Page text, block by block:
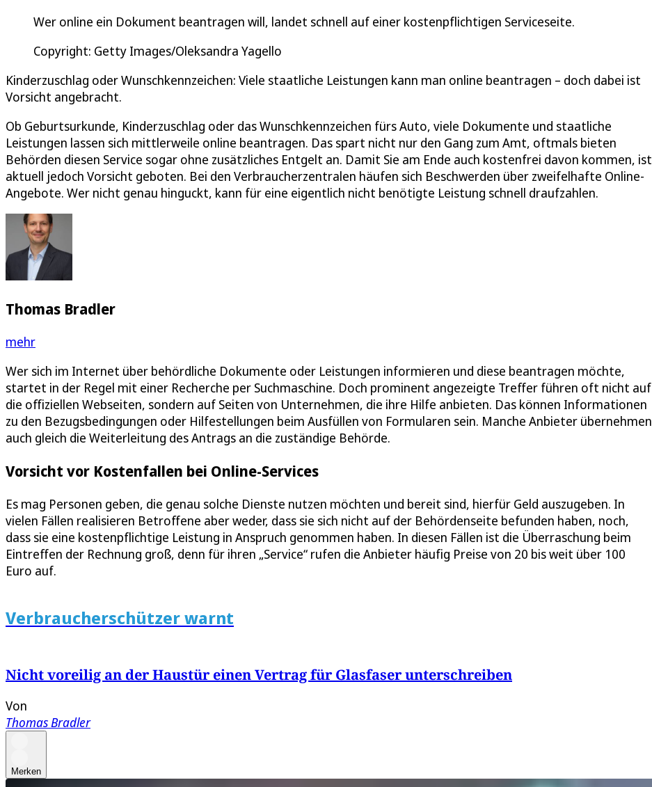
Wer online ein Dokument beantragen will, landet schnell auf einer kostenpflichtigen Serviceseite.
Copyright: Getty Images/Oleksandra Yagello
Kinderzuschlag oder Wunschkennzeichen: Viele staatliche Leistungen kann man online beantragen – doch dabei ist
Vorsicht angebracht.
Ob Geburtsurkunde, Kinderzuschlag oder das Wunschkennzeichen fürs Auto, viele Dokumente und staatliche
Leistungen lassen sich mittlerweile online beantragen. Das spart nicht nur den Gang zum Amt, oftmals bieten
Behörden diesen Service sogar ohne zusätzliches Entgelt an. Damit Sie am Ende auch kostenfrei davon kommen, ist
aktuell jedoch Vorsicht geboten. Bei den Verbraucherzentralen häufen sich Beschwerden über zweifelhafte Online-
Angebote. Wer nicht genau hinguckt, kann für eine eigentlich nicht benötigte Leistung schnell draufzahlen.
Thomas Bradler
mehr
Wer sich im Internet über behördliche Dokumente oder Leistungen informieren und diese beantragen möchte,
startet in der Regel mit einer Recherche per Suchmaschine. Doch prominent angezeigte Treffer führen oft nicht auf
die offiziellen Webseiten, sondern auf Seiten von Unternehmen, die ihre Hilfe anbieten. Das können Informationen
zu den Bezugsbedingungen oder Hilfestellungen beim Ausfüllen von Formularen sein. Manche Anbieter übernehmen
auch gleich die Weiterleitung des Antrags an die zuständige Behörde.
Vorsicht vor Kostenfallen bei Online-Services
Es mag Personen geben, die genau solche Dienste nutzen möchten und bereit sind, hierfür Geld auszugeben. In
vielen Fällen realisieren Betroffene aber weder, dass sie sich nicht auf der Behördenseite befunden haben, noch,
dass sie eine kostenpflichtige Leistung in Anspruch genommen haben. In diesen Fällen ist die Überraschung beim
Eintreffen der Rechnung groß, denn für ihren „Service“ rufen die Anbieter häufig Preise von 20 bis weit über 100
Euro auf.
Verbraucherschützer warnt
Nicht voreilig an der Haustür einen Vertrag für Glasfaser unterschreiben
Von
Thomas Bradler
Merken